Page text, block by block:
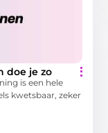
doe je zo
is een hele
kwetsbaar, zeker